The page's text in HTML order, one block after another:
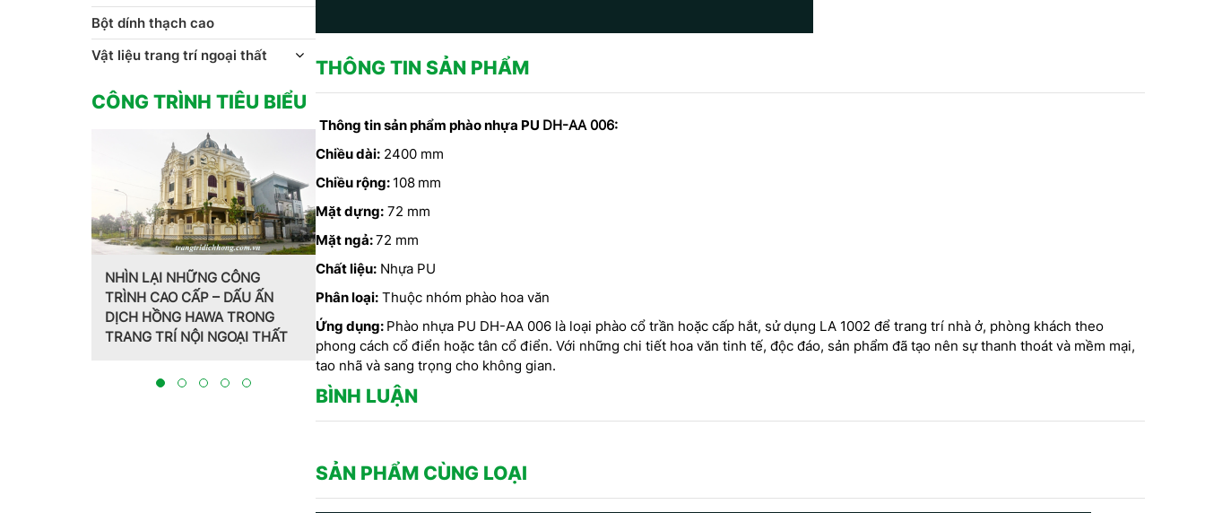
THÔNG TIN SẢN PHẨM
Thông tin sản phẩm phào nhựa PU DH-AA 006:
Chiều dài: 2400 mm
Chiều rộng: 108 mm
Mặt dựng: 72 mm
Mặt ngả:72 mm
Chất liệu: Nhựa PU
Phân loại: Thuộc nhóm phào hoa văn
Ứng dụng: Phào nhựa PU DH-AA 006 là loại phào cổ trần hoặc cấp hắt, sử dụng LA 1002 để trang trí nhà ở, phòng khách theo
phong cách cổ điển hoặc tân cổ điển. Với những chi tiết hoa văn tinh tế, độc đáo, sản phẩm đã tạo nên sự thanh thoát và mềm mại,
tao nhã và sang trọng cho không gian.
BÌNH LUẬN
SẢN PHẨM CÙNG LOẠI
Bột dính thạch cao
Vật liệu trang trí ngoại thất
CÔNG TRÌNH TIÊU BIỂU
NHÌN LẠI NHỮNG CÔNG
TRÌNH CAO CẤP – DẤU ẤN
DỊCH HỒNG HAWA TRONG
TRANG TRÍ NỘI NGOẠI THẤT
Trang trí nội thất theo phong
cách Pháp do CT CP Dịch
Hồng Hawa thiết kế, thi công
tại Bắc Ninh 2023
MẪU PHÀO CHỈ THẠCH CAO -
HOA VĂN TRANG TRÍ TRẦN DO
CT CP DỊCH HỒNG HAWA
THỰC HIỆN TẠI PENHOUSE
CHỈ HOA VĂN THẠCH CAO DO
CÔNG TY DỊCH HỒNG HAWA
Công trình thi công phào chỉ
thạch cao dát vàng kết hợp đèn
trần nghệ thuật của CT Dịch